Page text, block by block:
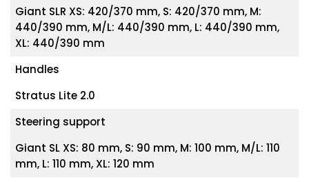
Giant SLR XS: 420/370 mm, S: 420/370 mm, M:
440/390 mm, M/L: 440/390 mm, L: 440/390 mm,
XL: 440/390 mm
Handles
Stratus Lite 2.0
Steering support
Giant SL XS: 80 mm, S: 90 mm, M: 100 mm, M/L: 110
mm, L: 110 mm, XL: 120 mm